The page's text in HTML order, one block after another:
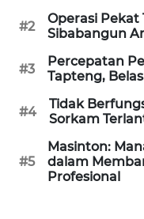
#2
Operasi Pekat
Sibabangun
#3
Percepatan
Tapteng,
#4
Tidak
Sorkam
#5
Masinton:
dalam
Profesional
WN
MAJALENGKA
WN
SUKABUMI